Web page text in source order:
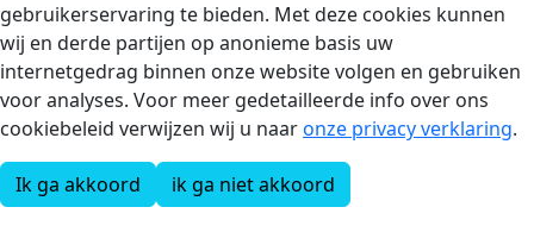
gebruikerservaring te bieden. Met deze cookies kunnen
wij en derde partijen op anonieme basis uw
internetgedrag binnen onze website volgen en gebruiken
voor analyses. Voor meer gedetailleerde info over ons
cookiebeleid verwijzen wij u naaronze privacy verklaring.
Ik ga akkoord ik ga niet akkoord